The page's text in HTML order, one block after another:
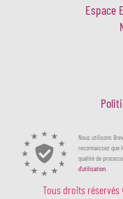
Espace
Nous utilisons
reconnaissez que
qualité de
d'utilisation.
Tous droits